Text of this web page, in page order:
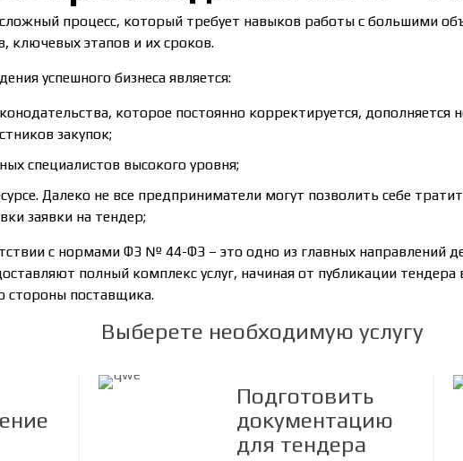
сложный процесс, который требует навыков работы с большими
ключевых этапов и их сроков.
успешного бизнеса является:
которое постоянно корректируется,
закупок;
специалистов высокого уровня;
Далеко не все предприниматели могут позволить себе
заявки на тендер;
с нормами ФЗ № 44-ФЗ – это одно из главных направлений
полный комплекс услуг, начиная от публикации
стороны поставщика.
Выберете необходимую услугу
Подготовить
документацию
для тендера